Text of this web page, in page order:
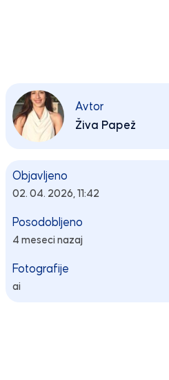
Avtor
Živa Papež
Objavljeno
02. 04. 2026, 11:42
Posodobljeno
4 meseci nazaj
Fotografije
ai